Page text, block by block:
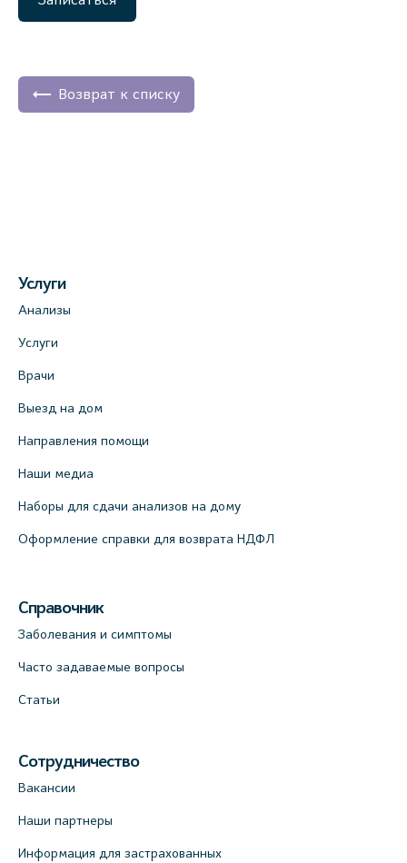
Возврат к списку
Услуги
Анализы
Услуги
Врачи
Выезд на дом
Направления помощи
Наши медиа
Наборы для сдачи анализов на дому
Оформление справки для возврата НДФЛ
Справочник
Заболевания и симптомы
Часто задаваемые вопросы
Статьи
Сотрудничество
Вакансии
Наши партнеры
Информация для застрахованных